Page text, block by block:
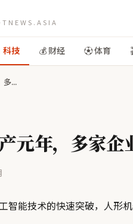
科技 💰 财经 ⚽ 体育
多...
元年，多家
智能技术的快速突破，人形